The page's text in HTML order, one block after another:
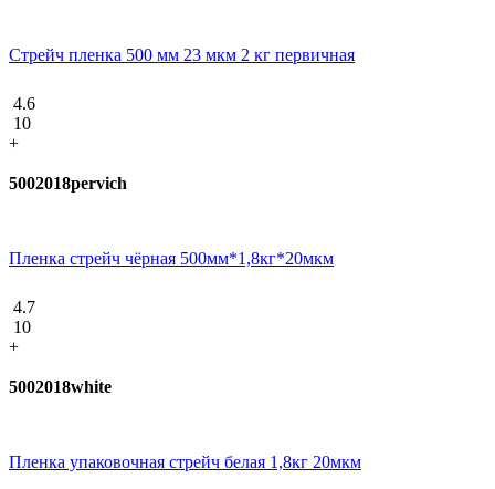
Стрейч пленка 500 мм 23 мкм 2 кг первичная
4.6
10
+
5002018pervich
Пленка стрейч чёрная 500мм*1,8кг*20мкм
4.7
10
+
5002018white
Пленка упаковочная стрейч белая 1,8кг 20мкм